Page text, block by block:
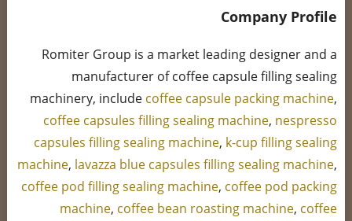
Company Profile
Romiter Group is a market leading designer and a
manufacturer of coffee capsule filling sealing
machinery, include coffee capsule packing machine,
coffee capsules filling sealing machine, nespresso
capsules filling sealing machine, k-cup filling sealing
machine, lavazza blue capsules filling sealing machine,
coffee pod filling sealing machine, coffee pod packing
machine, coffee bean roasting machine, coffee